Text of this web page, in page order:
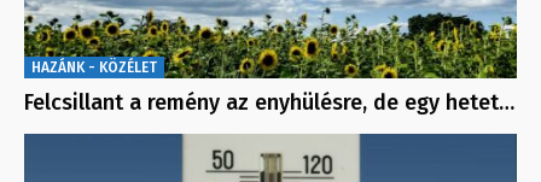
HAZÁNK - KÖZÉLET
Felcsillant a remény az enyhülésre, de egy hetet…